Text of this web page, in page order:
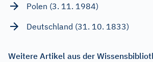
Polen (3. 11. 1984)
Deutschland (31. 10. 1833)
Weitere Artikel aus der